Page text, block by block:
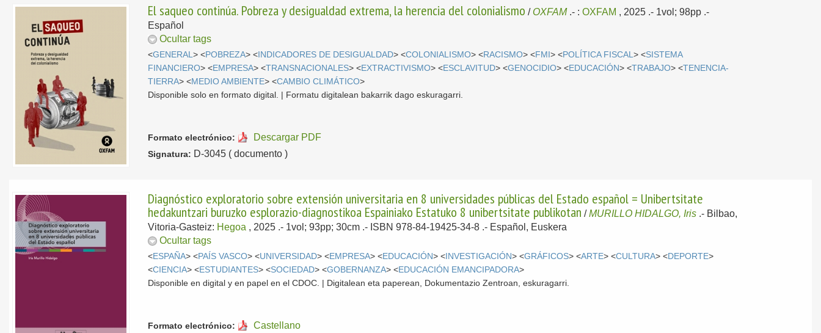
El saqueo continúa. Pobreza y desigualdad extrema, la herencia del colonialismo / OXFAM .- :OXFAM , 2025 .- 1vol; 98pp .-
Español
Ocultar tags
<GENERAL> <POBREZA> < INDICADORES DE DESIGUALDAD> <COLONIALISMO> <RACISMO> <FMI> <POLÍTICA FISCAL> <SISTEMA
FINANCIERO> <EMPRESA> <TRANSNACIONALES> <EXTRACTIVISMO> <ESCLAVITUD> <GENOCIDIO> <EDUCACIÓN> <TRABAJO> <TENENCIA-
TIERRA> <MEDIO AMBIENTE> <CAMBIO CLIMÁTICO>
Disponible solo en formato digital. | Formatu digitalean bakarrik dago eskuragarri.
Formato electrónico: Descargar PDF
Signatura: D-3045 ( documento )
Diagnóstico exploratorio sobre extensión universitaria en 8 universidades públicas del Estado español = Unibertsitate
hedakuntzari buruzko esplorazio-diagnostikoa Espainiako Estatuko 8 unibertsitate publikotan /MURILLO HIDALGO, Iris .- Bilbao,
Vitoria-Gasteiz: Hegoa , 2025 .- 1vol; 93pp; 30cm .- ISBN 978-84-19425-34-8 .- Español, Euskera
Ocultar tags
<ESPAÑA> <PAÍS VASCO> <UNIVERSIDAD> <EMPRESA> <EDUCACIÓN> < INVESTIGACIÓN> <GRÁFICOS> <ARTE> <CULTURA> <DEPORTE>
<CIENCIA> <ESTUDIANTES> <SOCIEDAD> <GOBERNANZA> <EDUCACIÓN EMANCIPADORA>
Disponible en digital y en papel en el CDOC. | Digitalean eta paperean, Dokumentazio Zentroan, eskuragarri.
Formato electrónico: Castellano